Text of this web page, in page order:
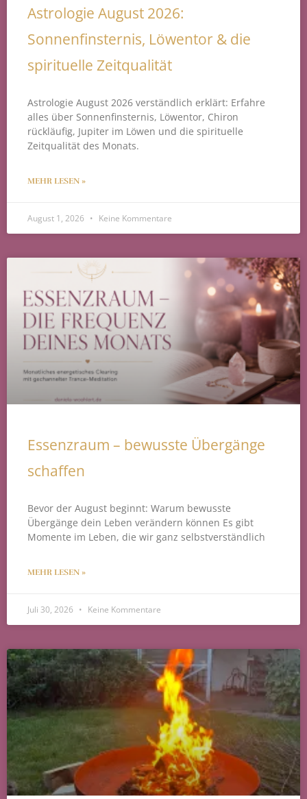
Astrologie August 2026:
Sonnenfinsternis, Löwentor & die
spirituelle Zeitqualität
Astrologie August 2026 verständlich erklärt: Erfahre
alles über Sonnenfinsternis, Löwentor, Chiron
rückläufig, Jupiter im Löwen und die spirituelle
Zeitqualität des Monats.
MEHR LESEN »
August 1, 2026 Keine Kommentare
Essenzraum – bewusste Übergänge
schaffen
Bevor der August beginnt: Warum bewusste
Übergänge dein Leben verändern können Es gibt
Momente im Leben, die wir ganz selbstverständlich
MEHR LESEN »
Juli 30, 2026 Keine Kommentare